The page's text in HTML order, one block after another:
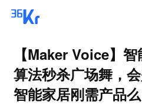
【Maker Voice】
算法秒杀广场舞，
智能家居刚需产品么